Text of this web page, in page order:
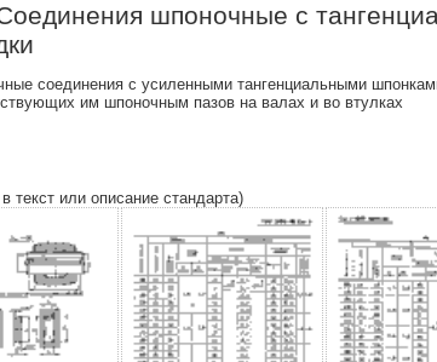
шпоночные с
соединения с усиленными тангенциальными
им шпоночным пазов на валах и во втулках
текст или описание стандарта)